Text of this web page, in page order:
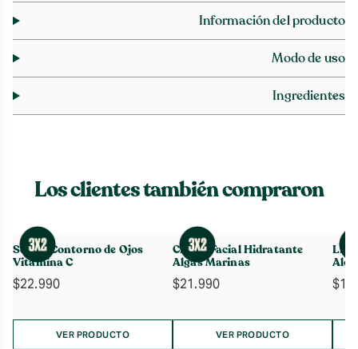
Información del producto
Modo de uso
Ingredientes
Los clientes también compraron
Sérum Contorno de Ojos
Vitamina C
$22.990
VER PRODUCTO
Crema Facial Hidratante
Algas Marinas
$21.990
VER PRODUCTO
$